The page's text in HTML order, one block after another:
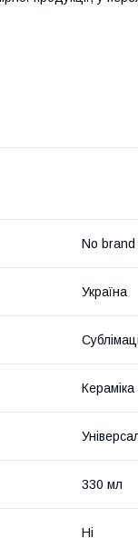
No brand
Україна
Кераміка
330 мл
Ні